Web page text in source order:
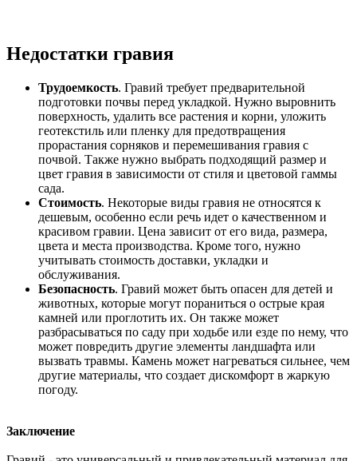
Недостатки гравия
Трудоемкость. Гравий требует предварительной
подготовки почвы перед укладкой. Нужно выровнить
поверхность, удалить все растения и корни, уложить
геотекстиль или пленку для предотвращения
прорастания сорняков и перемешивания гравия с
почвой. Также нужно выбрать подходящий размер и
цвет гравия в зависимости от стиля и цветовой гаммы
сада.
Стоимость. Некоторые виды гравия не относятся к
дешевым, особенно если речь идет о качественном и
красивом гравии. Цена зависит от его вида, размера,
цвета и места производства. Кроме того, нужно
учитывать стоимость доставки, укладки и
обслуживания.
Безопасность. Гравий может быть опасен для детей и
животных, которые могут пораниться о острые края
камней или проглотить их. Он также может
разбрасываться по саду при ходьбе или езде по нему, что
может повредить другие элементы ландшафта или
вызвать травмы. Камень может нагреваться сильнее, чем
другие материалы, что создает дискомфорт в жаркую
погоду.
Заключение